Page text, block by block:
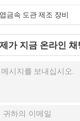
엽금속 도관 제조 장비
제가 지금 온라인 채